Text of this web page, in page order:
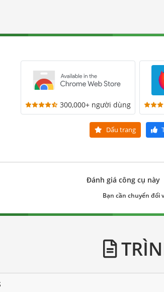
300,000+ người dùng
Dấu trang
Đánh giá công cụ này
Bạn cần chuyển đổi